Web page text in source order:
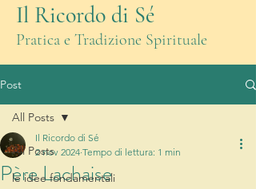
Il Ricordo di Sé
Pratica e Tradizione Spirituale
Post
All Posts
le idee fondamentali
All Posts
Père Lachaise
Il Ricordo di Sé
2 nov 2024 Tempo di lettura: 1 min